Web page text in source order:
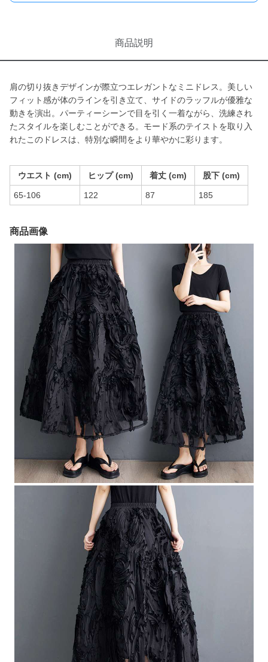
商品説明
肩の切り抜きデザインが際立つエレガントなミニドレス。美しい
フィット感が体のラインを引き立て、サイドのラッフルが優雅な
動きを演出。パーティーシーンで目を引く一着ながら、洗練され
たスタイルを楽しむことができる。モード系のテイストを取り入
れたこのドレスは、特別な瞬間をより華やかに彩ります。
ウエスト (cm) ヒップ (cm) 着丈 (cm) 股下 (cm)
65-106 122 87 185
商品画像